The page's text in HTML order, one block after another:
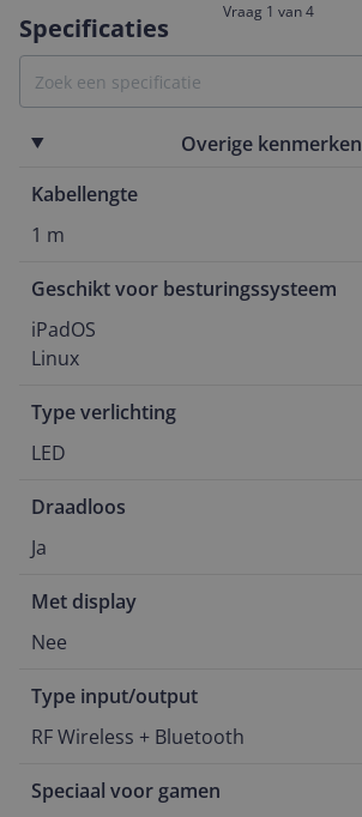
Specificaties
Overige kenmerken
Kabellengte
1 m
Geschikt voor besturingssysteem
iPadOS
Linux
Type verlichting
LED
Draadloos
Ja
Met display
Nee
Type input/output
RF Wireless + Bluetooth
Speciaal voor gamen
Vraag 1 van 4